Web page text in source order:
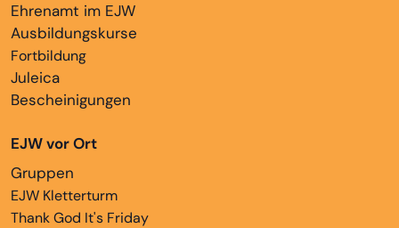
Ehrenamt im EJW
Ausbildungskurse
Fortbildung
Juleica
Bescheinigungen
EJW vor Ort
Gruppen
EJW Kletterturm
Thank God It's Friday